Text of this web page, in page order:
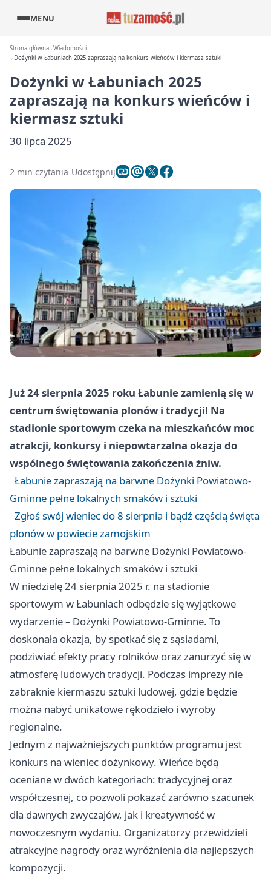
MENU
Strona główna Wiadomości
Dożynki w Łabuniach 2025 zapraszają na konkurs wieńców i kiermasz sztuki
Dożynki w Łabuniach 2025
zapraszają na konkurs wieńców i
kiermasz sztuki
30 lipca 2025
2 min czytania Udostępnij
Już 24 sierpnia 2025 roku Łabunie zamienią się w
centrum świętowania plonów i tradycji! Na
stadionie sportowym czeka na mieszkańców moc
atrakcji, konkursy i niepowtarzalna okazja do
wspólnego świętowania zakończenia żniw.
Łabunie zapraszają na barwne Dożynki Powiatowo-
Gminne pełne lokalnych smaków i sztuki
Zgłoś swój wieniec do 8 sierpnia i bądź częścią święta
plonów w powiecie zamojskim
Łabunie zapraszają na barwne Dożynki Powiatowo-
Gminne pełne lokalnych smaków i sztuki
W niedzielę 24 sierpnia 2025 r. na stadionie
sportowym w Łabuniach odbędzie się wyjątkowe
wydarzenie – Dożynki Powiatowo-Gminne. To
doskonała okazja, by spotkać się z sąsiadami,
podziwiać efekty pracy rolników oraz zanurzyć się w
atmosferę ludowych tradycji. Podczas imprezy nie
zabraknie kiermaszu sztuki ludowej, gdzie będzie
można nabyć unikatowe rękodzieło i wyroby
regionalne.
Jednym z najważniejszych punktów programu jest
konkurs na wieniec dożynkowy. Wieńce będą
oceniane w dwóch kategoriach: tradycyjnej oraz
współczesnej, co pozwoli pokazać zarówno szacunek
dla dawnych zwyczajów, jak i kreatywność w
nowoczesnym wydaniu. Organizatorzy przewidzieli
atrakcyjne nagrody oraz wyróżnienia dla najlepszych
kompozycji.